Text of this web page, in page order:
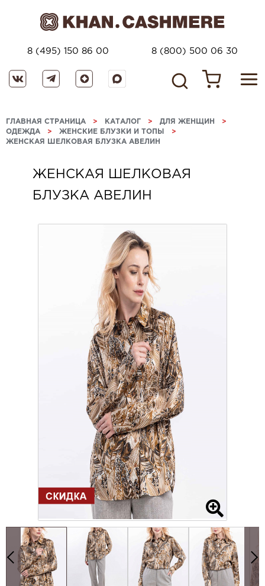
8 (495) 150 86 00 8 (800) 500 06 30
ГЛАВНАЯ СТРАНИЦА > КАТАЛОГ > ДЛЯ ЖЕНЩИН >
ОДЕЖДА > ЖЕНСКИЕ БЛУЗКИ И ТОПЫ >
ЖЕНСКАЯ ШЕЛКОВАЯ БЛУЗКА АВЕЛИН
ЖЕНСКАЯ ШЕЛКОВАЯ
БЛУЗКА АВЕЛИН